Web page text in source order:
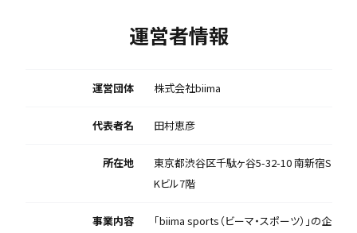
運営者情報
運営団体 株式会社biima
代表者名 田村恵彦
所在地
東京都渋谷区千駄ヶ谷5-32-10 南新宿S
Kビル7階
事業内容 「biima sports（ビーマ・スポーツ）」の企